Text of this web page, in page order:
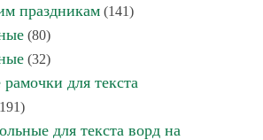
праздникам(141)
(80)
(32)
для текста
для текста ворд на